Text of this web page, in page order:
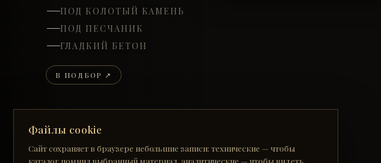
КЕРАМОГРАНИТ
ПОД КОЛОТЫЙ КАМЕНЬ
ПОД ПЕСЧАНИК
ГЛАДКИЙ БЕТОН
В ПОДБОР ↗
Файлы cookie
Сайт сохраняет в браузере небольшие записи: технические — чтобы
каталог помнил выбранный материал, аналитические — чтобы видеть,